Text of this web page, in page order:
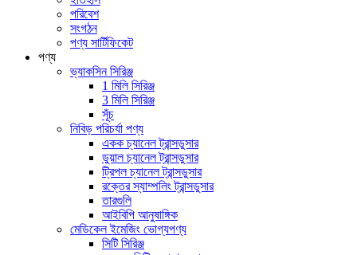
পরিবেশ
সংগঠন
পণ্য সার্টিফিকেট
পণ্য
ভ্যাকসিন সিরিঞ্জ
1 মিলি সিরিঞ্জ
3 মিলি সিরিঞ্জ
সূঁচ
নিবিড় পরিচর্যা পণ্য
একক চ্যানেল ট্রান্সডুসার
ডুয়াল চ্যানেল ট্রান্সডুসার
ট্রিপল চ্যানেল ট্রান্সডুসার
রক্তের স্যাম্পলিং ট্রান্সডুসার
তারগুলি
আইবিপি আনুষাঙ্গিক
মেডিকেল ইমেজিং ভোগ্যপণ্য
সিটি সিরিঞ্জ